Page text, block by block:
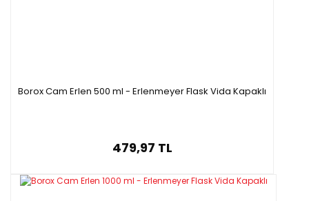
Borox Cam Erlen 500 ml - Erlenmeyer Flask Vida Kapaklı
479,97 TL